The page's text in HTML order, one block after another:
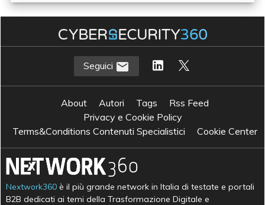
Seguici
About Autori Tags
Rss Feed
Privacy e Cookie Policy
Terms&Conditions Contenuti Specialistici
Cookie Center
Nextwork360 è il più grande network in Italia di testate e portali
B2B dedicati ai temi della Trasformazione Digitale e